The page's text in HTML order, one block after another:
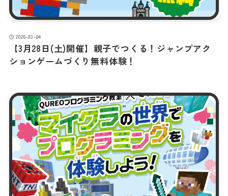
【3月28日(土)開催】親子でつくる！ジャンプアク
ションゲームづくり無料体験！
2026-03-04